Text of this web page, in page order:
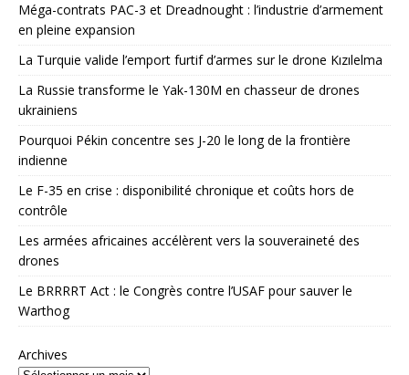
Méga-contrats PAC-3 et Dreadnought : l’industrie d’armement
en pleine expansion
La Turquie valide l’emport furtif d’armes sur le drone Kızılelma
La Russie transforme le Yak-130M en chasseur de drones
ukrainiens
Pourquoi Pékin concentre ses J-20 le long de la frontière
indienne
Le F-35 en crise : disponibilité chronique et coûts hors de
contrôle
Les armées africaines accélèrent vers la souveraineté des
drones
Le BRRRRT Act : le Congrès contre l’USAF pour sauver le
Warthog
Archives